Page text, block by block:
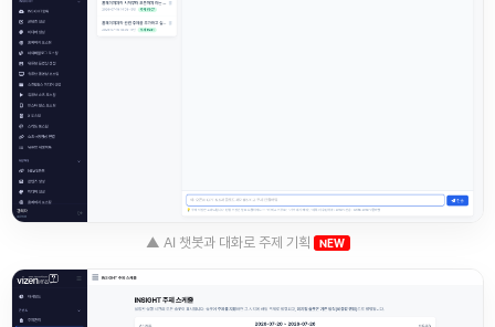
▲ AI 챗봇과 대화로 주제 기획 NEW